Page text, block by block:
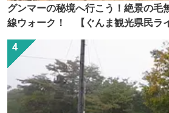
グンマーの秘境へ行こう！絶景の毛
線ウォーク！ 【ぐんま観光県民ラ